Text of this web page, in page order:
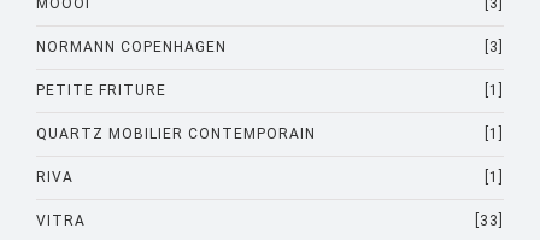
MOOOI [3]
NORMANN COPENHAGEN [3]
PETITE FRITURE [1]
QUARTZ MOBILIER CONTEMPORAIN [1]
RIVA [1]
VITRA [33]